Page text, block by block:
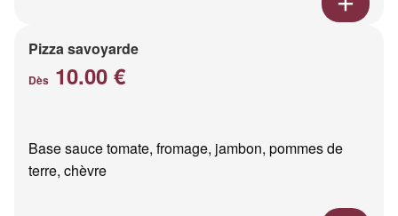
Pizza savoyarde
Dès 10.00 €
Base sauce tomate, fromage, jambon, pommes de
terre, chèvre